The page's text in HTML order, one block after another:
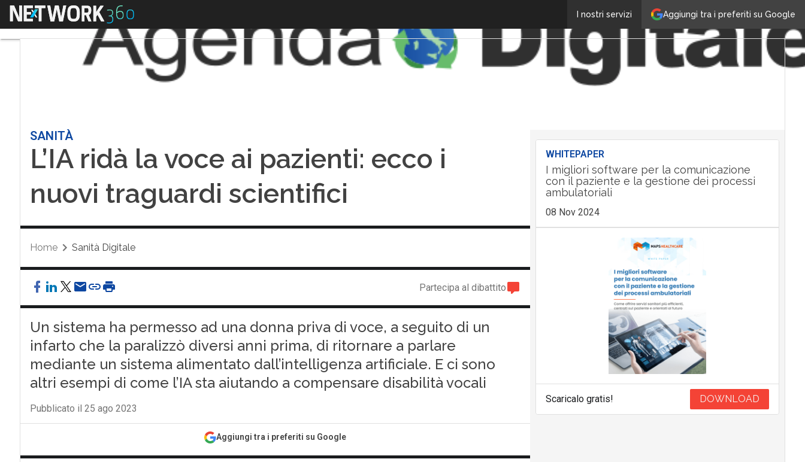
Aggiungi tra i preferiti su Google
I nostri servizi
Menu
SANITÀ
L’IA ridà la voce ai pazienti: ecco i
nuovi traguardi scientifici
Home Sanità Digitale
Partecipa al dibattito
Un sistema ha permesso ad una donna priva di voce, a seguito di un
infarto che la paralizzò diversi anni prima, di ritornare a parlare
mediante un sistema alimentato dall’intelligenza artificiale. E ci sono
altri esempi di come l’IA sta aiutando a compensare disabilità vocali
Pubblicato il 25 ago 2023
Aggiungi tra i preferiti su Google
WHITEPAPER
I migliori software per la comunicazione
con il paziente e la gestione dei processi
ambulatoriali
08 Nov 2024
Scaricalo gratis! DOWNLOAD